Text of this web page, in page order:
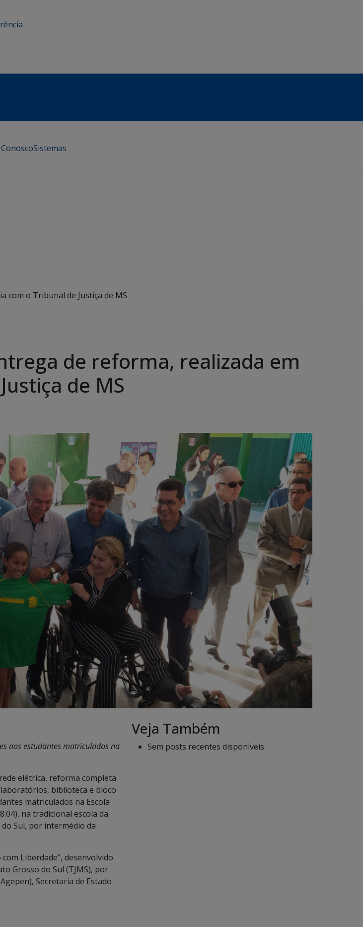
Sistemas
com o Tribunal de Justiça de MS
de reforma, realizada em
de MS
aos estudantes matriculados na
elétrica, reforma completa
biblioteca e bloco
matriculados na Escola
na tradicional escola da
Sul, por intermédio da
Liberdade”, desenvolvido
Grosso do Sul (TJMS), por
Secretaria de Estado
Veja Também
Sem posts recentes disponíveis.